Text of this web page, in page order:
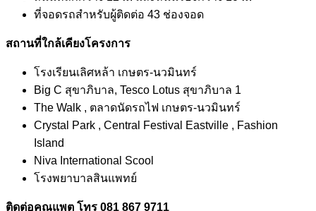
ที่จอดรถสำหรับผู้ติดต่อ 43 ช่องจอด
สถานที่ใกล้เคียงโครงการ
โรงเรียนเลิศหล้า เกษตร-นวมินทร์
Big C สุขาภิบาล, Tesco Lotus สุขาภิบาล 1
The Walk , ตลาดนัดรถไฟ เกษตร-นวมินทร์
Crystal Park , Central Festival Eastville , Fashion
Island
Niva International Scool
โรงพยาบาลสินแพทย์
ติดต่อคุณแพต โทร 081 867 9711